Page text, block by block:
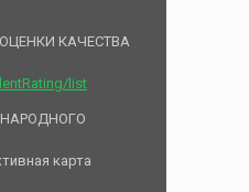
КАЧЕСТВА
list
карта